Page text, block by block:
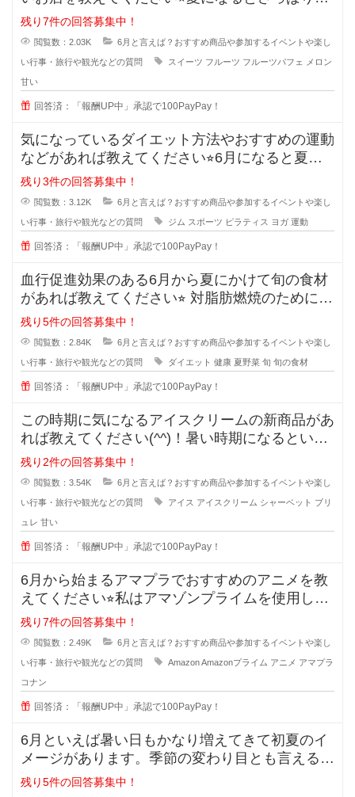
たものを食べたく
残り7件の回答募集中！
閲覧数：2.03K 6月と言えば？おすすめ商品や参加するイベントや楽し
い行事・旅行や観光などの質問 スイーツ フルーツ フルーツパフェ メロン
甘い
回答済：「報酬UP中」承認で100PayPay！
気になっているダイエット方法やおすすめの運動
などがあれば教えてください⭐︎6月になると夏直
前！とダイエット
残り3件の回答募集中！
閲覧数：3.12K 6月と言えば？おすすめ商品や参加するイベントや楽し
い行事・旅行や観光などの質問 ジム スポーツ ピラティス ヨガ 運動
回答済：「報酬UP中」承認で100PayPay！
血行促進効果のある6月から夏にかけて旬の食材
があれば教えてください⭐︎ 対脂肪燃焼のために血
行を促進
残り5件の回答募集中！
閲覧数：2.84K 6月と言えば？おすすめ商品や参加するイベントや楽し
い行事・旅行や観光などの質問 ダイエット 健康 夏野菜 旬 旬の食材
回答済：「報酬UP中」承認で100PayPay！
この時期に気になるアイスクリームの新商品があ
れば教えてください(^^)！暑い時期になるといろ
んなアイスが販売されますよね
残り2件の回答募集中！
閲覧数：3.54K 6月と言えば？おすすめ商品や参加するイベントや楽し
い行事・旅行や観光などの質問 アイス アイスクリーム シャーベット ブリ
ュレ 甘い
回答済：「報酬UP中」承認で100PayPay！
6月から始まるアマプラでおすすめのアニメを教
えてください⭐︎私はアマゾンプライムを使用して
います。
残り7件の回答募集中！
閲覧数：2.49K 6月と言えば？おすすめ商品や参加するイベントや楽し
い行事・旅行や観光などの質問 AmazonAmazonプライム アニメ アマプラ
コナン
回答済：「報酬UP中」承認で100PayPay！
6月といえば暑い日もかなり増えてきて初夏のイ
メージがあります。季節の変わり目とも言える季
節ですが、服装にいつも困ってしま
残り5件の回答募集中！